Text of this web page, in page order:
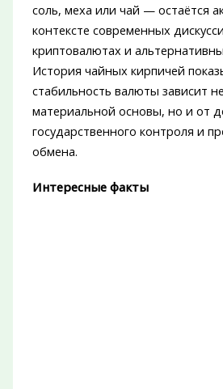
соль, меха или чай — остаётся
контексте современных
криптовалютах и
История чайных кирпичей
стабильность валюты зависит
материальной основы, но и от
государственного контроля и
обмена.
Интересные факты